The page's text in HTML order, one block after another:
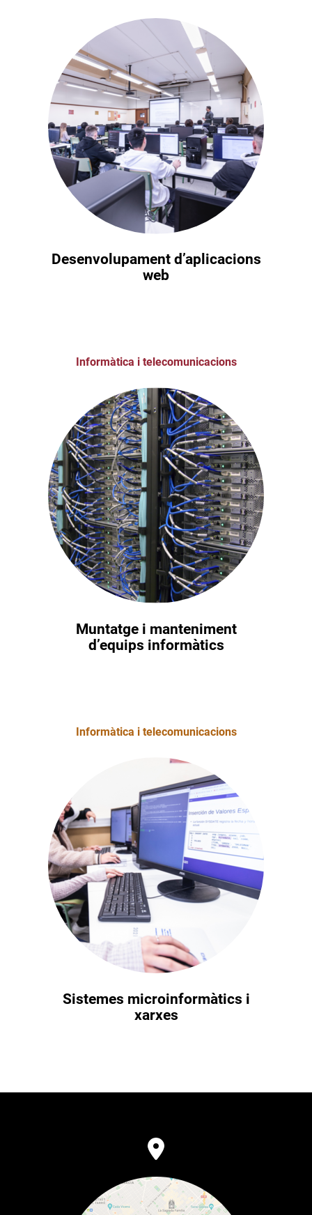
Desenvolupament d’aplicacions
web
Muntatge i manteniment
d’equips informàtics
Informàtica i telecomunicacions
Sistemes microinformàtics i
xarxes
Informàtica i telecomunicacions